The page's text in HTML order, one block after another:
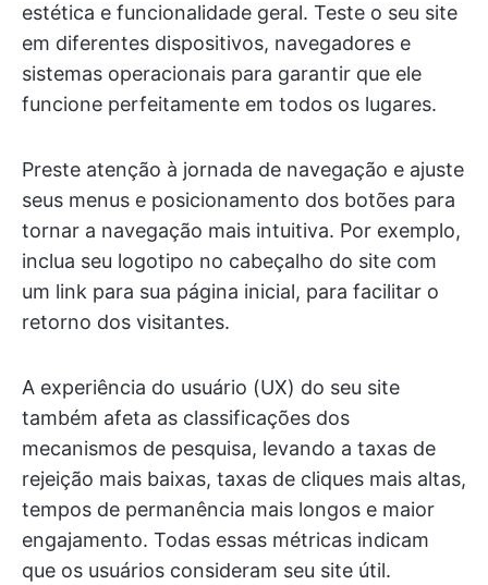
estética e funcionalidade geral. Teste o seu site
em diferentes dispositivos, navegadores e
sistemas operacionais para garantir que ele
funcione perfeitamente em todos os lugares.
Preste atenção à jornada de navegação e ajuste
seus menus e posicionamento dos botões para
tornar a navegação mais intuitiva. Por exemplo,
inclua seu logotipo no cabeçalho do site com
um link para sua página inicial, para facilitar o
retorno dos visitantes.
A experiência do usuário (UX) do seu site
também afeta as classificações dos
mecanismos de pesquisa, levando a taxas de
rejeição mais baixas, taxas de cliques mais altas,
tempos de permanência mais longos e maior
engajamento. Todas essas métricas indicam
que os usuários consideram seu site útil.